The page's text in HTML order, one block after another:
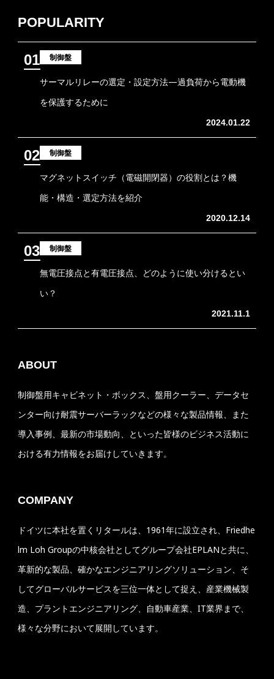
POPULARITY
01 制御盤
サーマルリレーの選定・設定方法―過負荷から電動機
を保護するために
2024.01.22
02 制御盤
マグネットスイッチ（電磁開閉器）の役割とは？機
能・構造・選定方法を紹介
2020.12.14
03 制御盤
無電圧接点と有電圧接点、どのように使い分けるとい
い？
2021.11.1
ABOUT
制御盤用キャビネット・ボックス、盤用クーラー、データセ
ンター向け耐震サーバーラックなどの様々な製品情報、また
導入事例、最新の市場動向、といった皆様のビジネス活動に
おける有力情報をお届けしていきます。
COMPANY
ドイツに本社を置くリタールは、1961年に設立され、Friedhe
lm Loh Groupの中核会社としてグループ会社EPLANと共に、
革新的な製品、確かなエンジニアリングソリューション、そ
してグローバルサービスを三位一体として捉え、産業機械製
造、プラントエンジニアリング、自動車産業、IT業界まで、
様々な分野において展開しています。